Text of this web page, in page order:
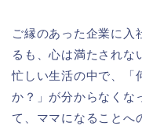
ご縁のあった企業に入
るも、心は満たされな
忙しい生活の中で、「
か？」が分からなくな
て、ママになることへ